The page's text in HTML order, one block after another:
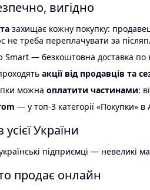
вигідно
захищає кожну покупку:
не треба переплачувати за
Smart — безкоштовна доставка по
акції від продавців та
можна оплатити частинами:
— у топ-3 категорії «Покупки»
України
підприємці — невеликі
продає онлайн